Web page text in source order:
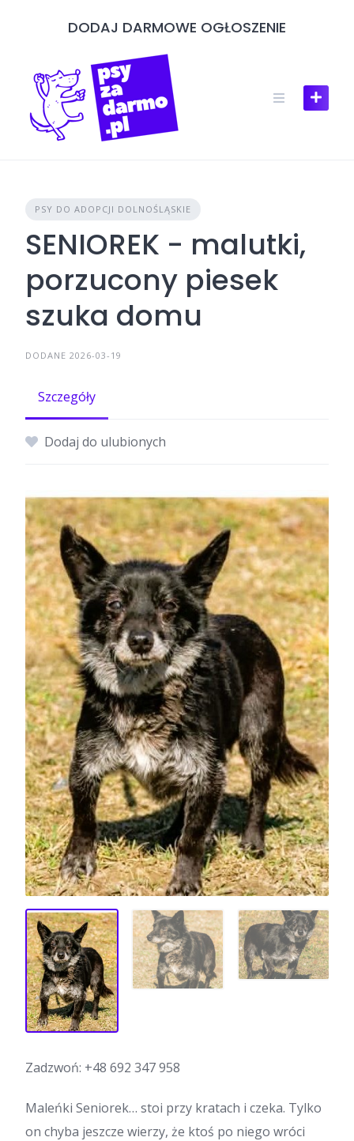
DODAJ DARMOWE OGŁOSZENIE
PSY DO ADOPCJI DOLNOŚLĄSKIE
SENIOREK - malutki,
porzucony piesek
szuka domu
DODANE 2026-03-19
Szczegóły
Dodaj do ulubionych
Zadzwoń: +48 692 347 958
Maleńki Seniorek… stoi przy kratach i czeka. Tylko
on chyba jeszcze wierzy, że ktoś po niego wróci